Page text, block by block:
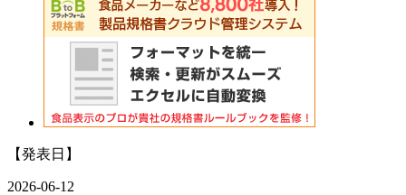
【発表日】
2026-06-12